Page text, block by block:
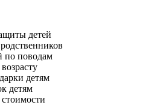
детей
по поводам
детям
детям